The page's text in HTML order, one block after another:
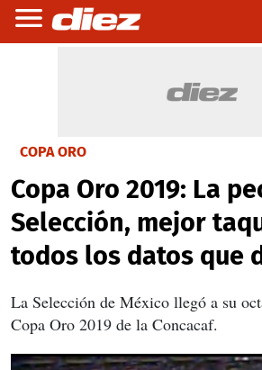
COPA ORO
Copa Oro 2019: La
Selección, mejor
todos los datos que
La Selección de México llegó a su
Copa Oro 2019 de la Concacaf.